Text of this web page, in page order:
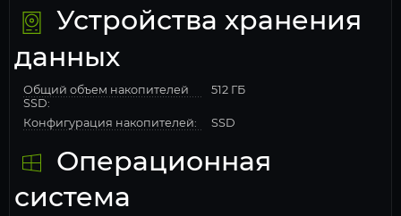
Устройства хранения
данных
Общий объем накопителей
SSD:
512 ГБ
Конфигурация накопителей: SSD
Операционная
система